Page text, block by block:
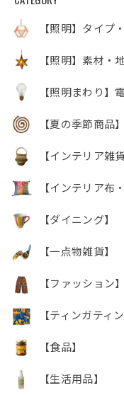
【照明】タイプ
【照明】素材・
【照明まわり】
【夏の季節商品】
【インテリア雑貨
【インテリア布
【ダイニング】
【一点物雑貨】
【ファッション】
【ティンガティン
【食品】
【生活用品】